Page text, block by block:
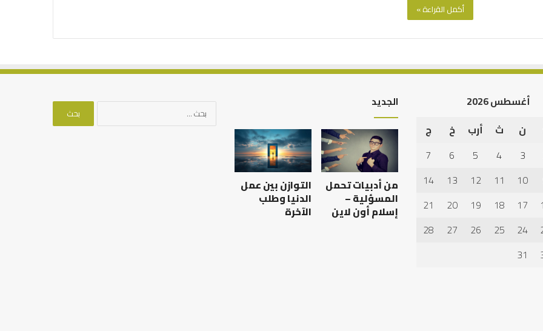
أكمل القراءة »
العبادات شخصية
أهم
أسباب
عدم
استجابة
الدعاء
أهم أسباب عدم استجابة
العلاقة
العلمية
بين
الإمام
مالك
والليث
أغسطس 2026
ن ث أرب خ
ج
3
4
5
6
7
10
11
12
13
14
17
18
19
20
21
24
25
26
27
28
31
الجديد
من أدبيات تحمل
المسؤلية –
إسلام أون لاين
التوازن بين عمل
الدنيا وطلب
الآخرة
البحث